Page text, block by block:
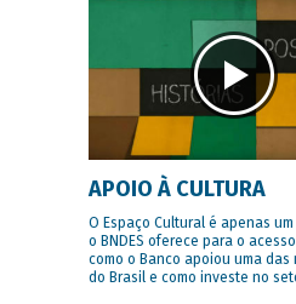
APOIO À CULTURA
O Espaço Cultural é apenas
o BNDES oferece para o
como o Banco apoiou uma
do Brasil e como investe no